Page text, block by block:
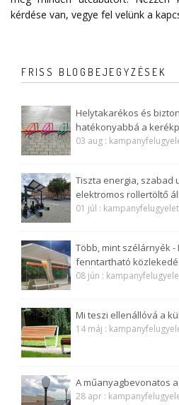
kérdése van, vegye fel velünk a
FRISS BLOGBEJEGYZÉSEK
Helytakarékos és
hatékonyabbá a
03 aug :
Tiszta energia, szabad
elektromos rollertöltő
01 júl : kampanyfelugyelet
Több, mint szélárnyék
fenntartható
08 jún :
Mi teszi ellenállóvá a
14 máj :
A műanyagbevonatos
28 apr :